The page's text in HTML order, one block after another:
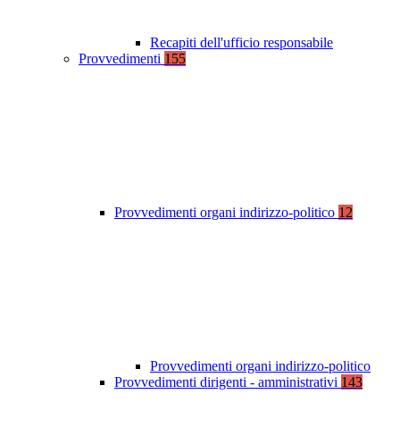
Recapiti dell'ufficio responsabile
Provvedimenti 155
Provvedimenti organi indirizzo-politico 12
Provvedimenti organi indirizzo-politico
Provvedimenti dirigenti - amministrativi 143